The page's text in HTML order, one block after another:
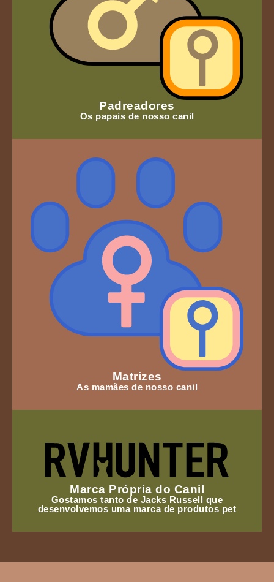
Padreadores
Os papais de nosso canil
Matrizes
As mamães de nosso canil
Marca Própria do Canil
Gostamos tanto de Jacks Russell que
desenvolvemos uma marca de produtos pet